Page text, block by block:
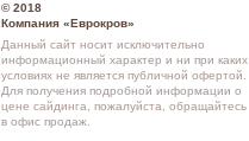
© 2018
Компания «Еврокров»
Данный сайт носит исключительно
информационный характер и ни при каких
условиях не является публичной офертой.
Для получения подробной информации о
цене сайдинга , пожалуйста, обращайтесь
в офис продаж